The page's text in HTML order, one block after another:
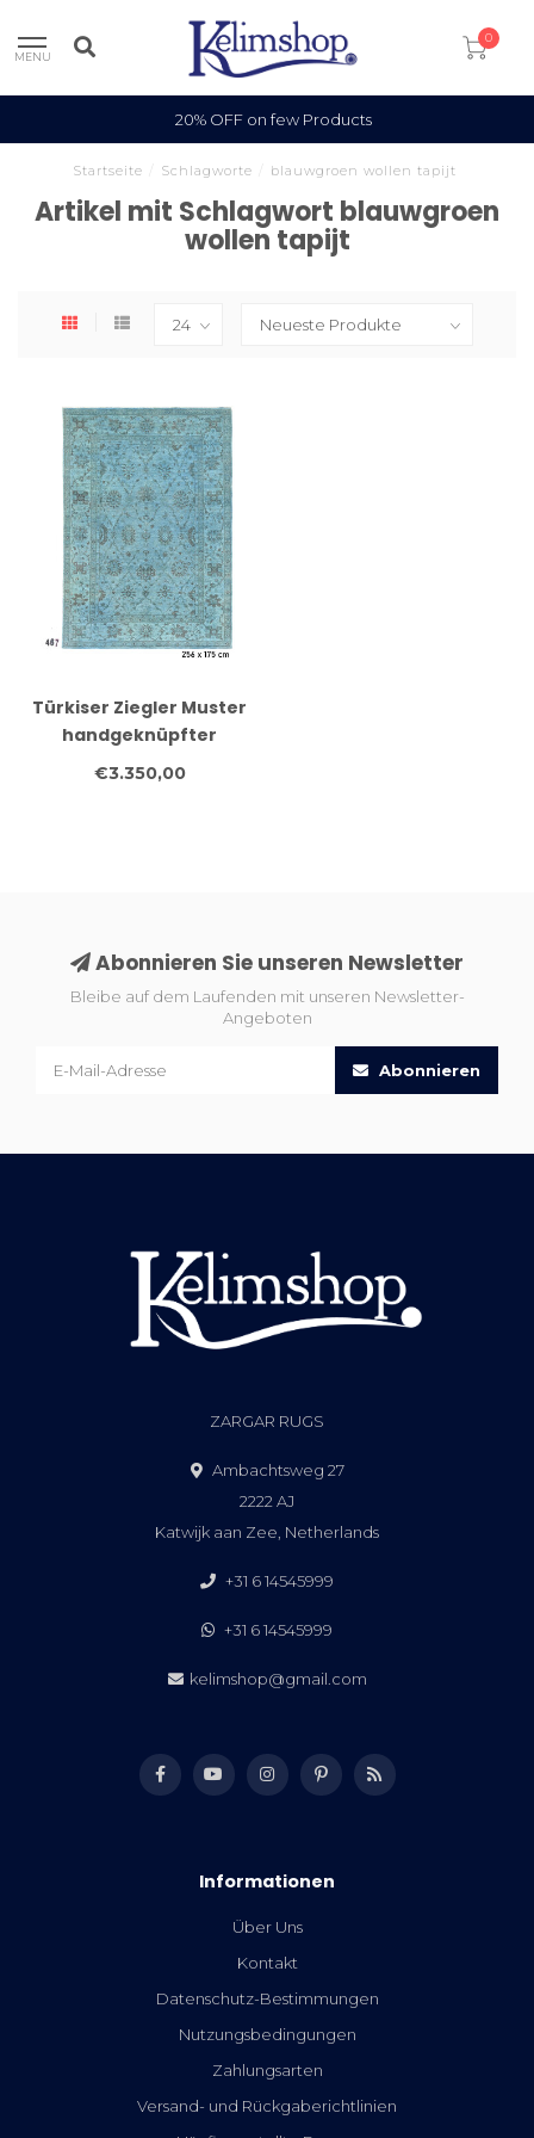
MENU
0
20% OFF on few Products
Startseite Schlagworte blauwgroen wollen tapijt
Artikel mit Schlagwort blauwgroen
wollen tapijt
Türkiser Ziegler Muster
handgeknüpfter
Wollteppich – 256 x 175
€3.350,00
Abonnieren Sie unseren Newsletter
Bleibe auf dem Laufenden mit unseren Newsletter-
Angeboten
Abonnieren
ZARGAR RUGS
Ambachtsweg 27
2222 AJ
Katwijk aan Zee, Netherlands
+31 6 14545999
+31 6 14545999
kelimshop@gmail.com
Informationen
Über Uns
Kontakt
Datenschutz-Bestimmungen
Nutzungsbedingungen
Zahlungsarten
Versand- und Rückgaberichtlinien